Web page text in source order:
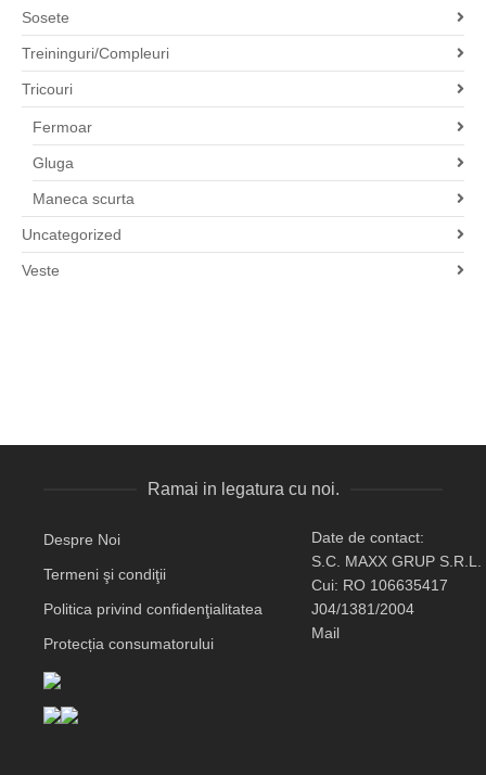
Sosete
Treininguri/Compleuri
Tricouri
Fermoar
Gluga
Maneca scurta
Uncategorized
Veste
Ramai in legatura cu noi.
Despre Noi
Termeni şi condiţii
Politica privind confidenţialitatea
Protecția consumatorului
Date de contact:
S.C. MAXX GRUP S.R.L.
Cui: RO 106635417
J04/1381/2004
Mail